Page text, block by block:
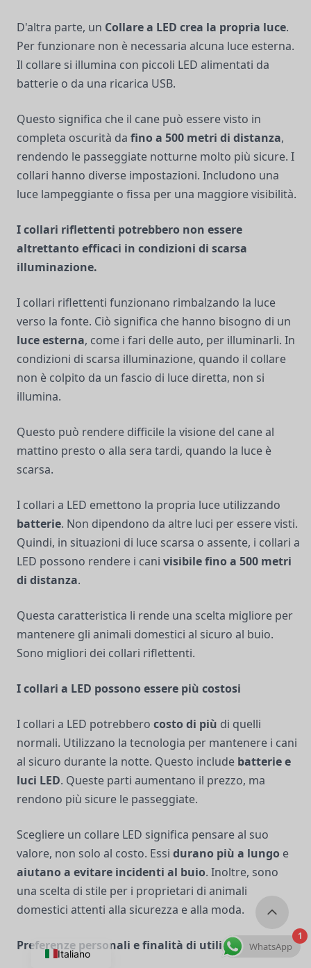
D'altra parte, un Collare a LED crea la propria luce.
Per funzionare non è necessaria alcuna luce esterna.
Il collare si illumina con piccoli LED alimentati da
batterie o da una ricarica USB.
Questo significa che il cane può essere visto in
completa oscurità da fino a 500 metri di distanza,
rendendo le passeggiate notturne molto più sicure. I
collari hanno diverse impostazioni. Includono una
luce lampeggiante o fissa per una maggiore visibilità.
I collari riflettenti potrebbero non essere
altrettanto efficaci in condizioni di scarsa
illuminazione.
I collari riflettenti funzionano rimbalzando la luce
verso la fonte. Ciò significa che hanno bisogno di un
luce esterna, come i fari delle auto, per illuminarli. In
condizioni di scarsa illuminazione, quando il collare
non è colpito da un fascio di luce diretta, non si
illumina.
Questo può rendere difficile la visione del cane al
mattino presto o alla sera tardi, quando la luce è
scarsa.
I collari a LED emettono la propria luce utilizzando
batterie. Non dipendono da altre luci per essere visti.
Quindi, in situazioni di luce scarsa o assente, i collari a
LED possono rendere i cani visibile fino a 500 metri
di distanza.
Questa caratteristica li rende una scelta migliore per
mantenere gli animali domestici al sicuro al buio.
Sono migliori dei collari riflettenti.
I collari a LED possono essere più costosi
I collari a LED potrebbero costo di più di quelli
normali. Utilizzano la tecnologia per mantenere i cani
al sicuro durante la notte. Questo include batterie e
luci LED. Queste parti aumentano il prezzo, ma
rendono più sicure le passeggiate.
Scegliere un collare LED significa pensare al suo
valore, non solo al costo. Essi durano più a lungo e
aiutano a evitare incidenti al buio. Inoltre, sono
una scelta di stile per i proprietari di animali
domestici attenti alla sicurezza e alla moda.
Preferenze personali e finalità di utilizzo
1
WhatsApp
Italiano